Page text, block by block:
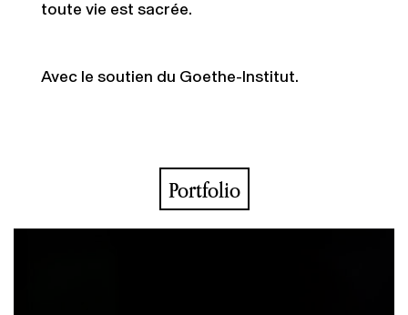
toute vie est sacrée.
Avec le soutien du Goethe-Institut.
Portfolio